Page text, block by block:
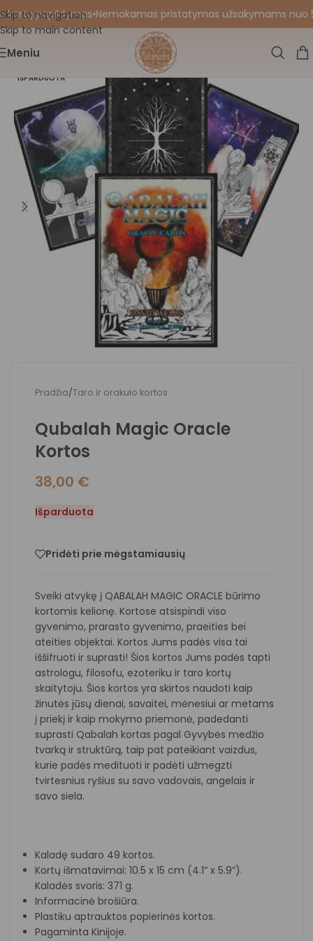
Skip to navigation
Skip to main content
papildymas•Nemokamas pristatymas užsakymams nuo
Meniu
IŠPARDUOTA
Pradžia/Taro ir orakulo kortos
Qubalah Magic Oracle
Kortos
38,00 €
Išparduota
Pridėti prie mėgstamiausių
Sveiki atvykę į QABALAH MAGIC ORACLE būrimo
kortomis kelionę. Kortose atsispindi viso
gyvenimo, prarasto gyvenimo, praeities bei
ateities objektai. Kortos Jums padės visa tai
iššifruoti ir suprasti! Šios kortos Jums padės tapti
astrologu, filosofu, ezoteriku ir taro kortų
skaitytoju. Šios kortos yra skirtos naudoti kaip
žinutės jūsų dienai, savaitei, mėnesiui ar metams
į priekį ir kaip mokymo priemonė, padedanti
suprasti Qabalah kortas pagal Gyvybės medžio
tvarką ir struktūrą, taip pat pateikiant vaizdus,
kurie padės medituoti ir padėti užmegzti
tvirtesnius ryšius su savo vadovais, angelais ir
savo siela.
Kaladę sudaro 49 kortos.
Kortų išmatavimai: 10.5 x 15 cm (4.1” x 5.9”).
Kaladės svoris: 371 g.
Informacinė brošiūra.
Plastiku aptrauktos popierinės kortos.
Pagaminta Kinijoje.